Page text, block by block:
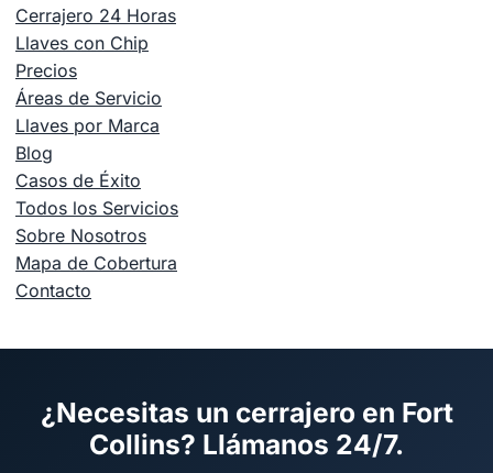
Cerrajero 24 Horas
Llaves con Chip
Precios
Áreas de Servicio
Llaves por Marca
Blog
Casos de Éxito
Todos los Servicios
Sobre Nosotros
Mapa de Cobertura
Contacto
¿Necesitas un cerrajero en Fort
Collins? Llámanos 24/7.